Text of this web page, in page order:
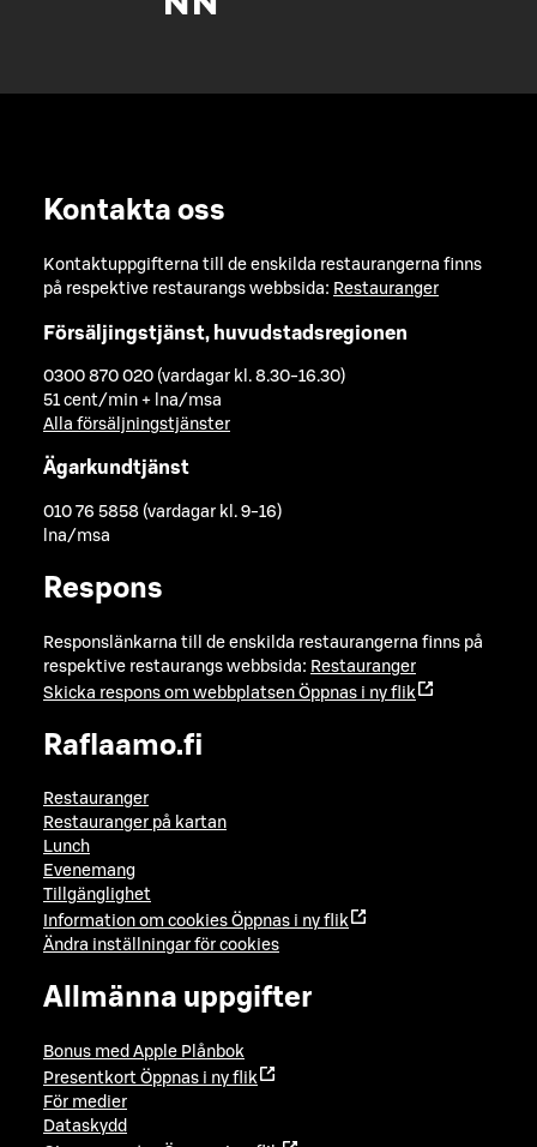
Kontakta oss
Kontaktuppgifterna till de enskilda restaurangerna finns
på respektive restaurangs webbsida: Restauranger
Försäljingstjänst, huvudstadsregionen
0300 870 020 (vardagar kl. 8.30-16.30)
51 cent/min + lna/msa
Alla försäljningstjänster
Ägarkundtjänst
010 76 5858 (vardagar kl. 9-16)
lna/msa
Respons
Responslänkarna till de enskilda restaurangerna finns på
respektive restaurangs webbsida: Restauranger
Skicka respons om webbplatsen Öppnas i ny flik
Raflaamo.fi
Restauranger
Restauranger på kartan
Lunch
Evenemang
Tillgänglighet
Information om cookies Öppnas i ny flik
Ändra inställningar för cookies
Allmänna uppgifter
Bonus med Apple Plånbok
Presentkort Öppnas i ny flik
För medier
Dataskydd